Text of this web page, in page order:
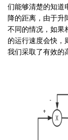
们能够清楚的知道
降的距离，由于升
不同的情况，如果
的运行速度会快，
我们采取了有效的